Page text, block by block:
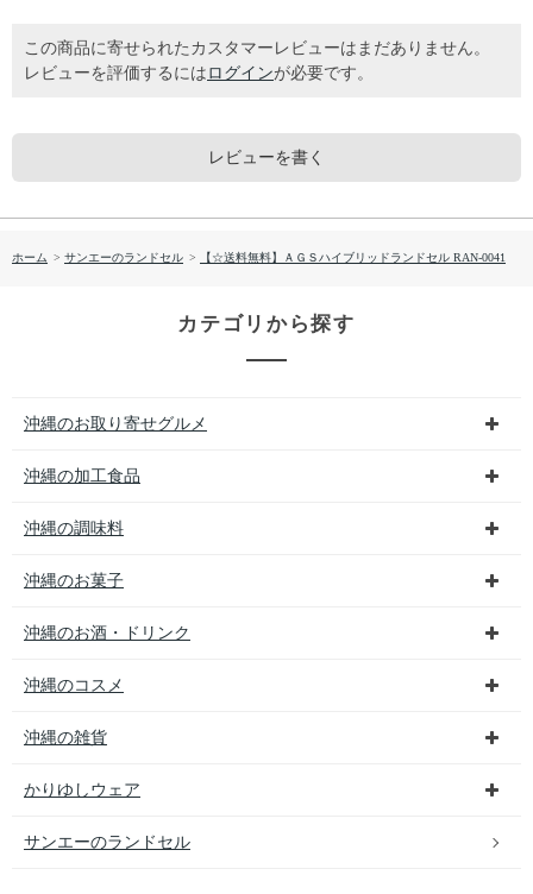
この商品に寄せられたカスタマーレビューはまだありません。
レビューを評価するには ログインが必要です。
レビューを書く
ホーム > サンエーのランドセル > 【☆送料無料】ＡＧＳハイブリッドランドセル RAN-0041
カテゴリから探す
沖縄のお取り寄せグルメ
沖縄の加工食品
沖縄の調味料
沖縄のお菓子
沖縄のお酒・ドリンク
沖縄のコスメ
沖縄の雑貨
かりゆしウェア
サンエーのランドセル